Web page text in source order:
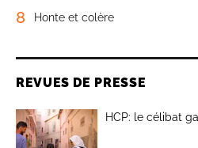
8 Honte et colère
REVUES DE PRESSE
HCP: le célibat